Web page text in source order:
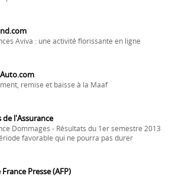
Aviva : une activité florissante en ligne
remise et baisse à la Maaf
de l'Assurance
Dommages - Résultats du 1er semestre 2013
favorable qui ne pourra pas durer
France Presse (AFP)